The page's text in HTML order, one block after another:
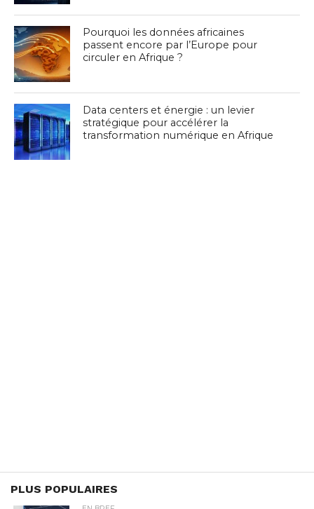
Pourquoi les données africaines
passent encore par l’Europe pour
circuler en Afrique ?
Data centers et énergie : un levier
stratégique pour accélérer la
transformation numérique en Afrique
PLUS POPULAIRES